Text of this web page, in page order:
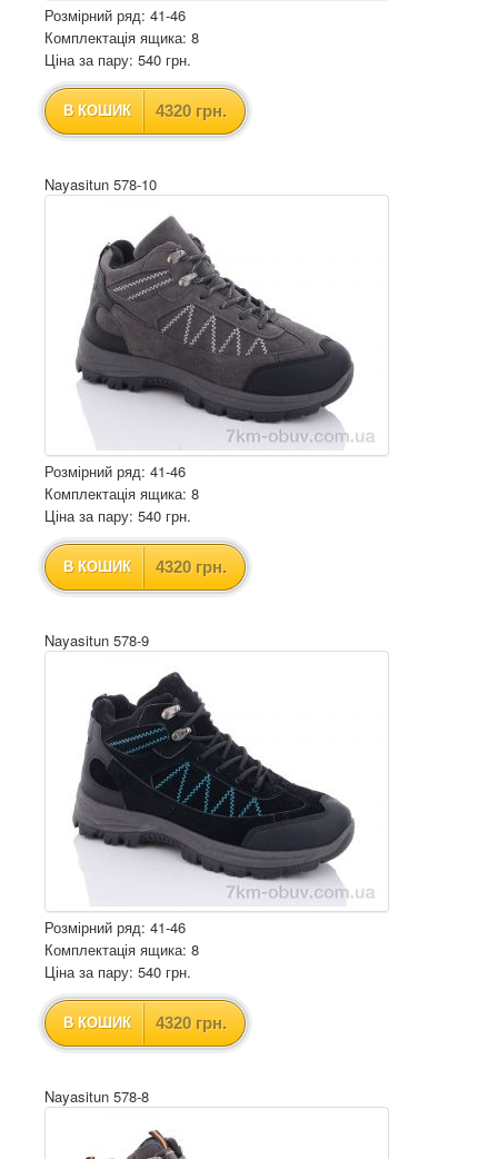
Розмірний ряд: 41-46
Комплектація ящика: 8
Ціна за пару: 540 грн.
В КОШИК 4320 грн.
Nayasitun 578-10
Розмірний ряд: 41-46
Комплектація ящика: 8
Ціна за пару: 540 грн.
В КОШИК 4320 грн.
Nayasitun 578-9
Розмірний ряд: 41-46
Комплектація ящика: 8
Ціна за пару: 540 грн.
В КОШИК 4320 грн.
Nayasitun 578-8